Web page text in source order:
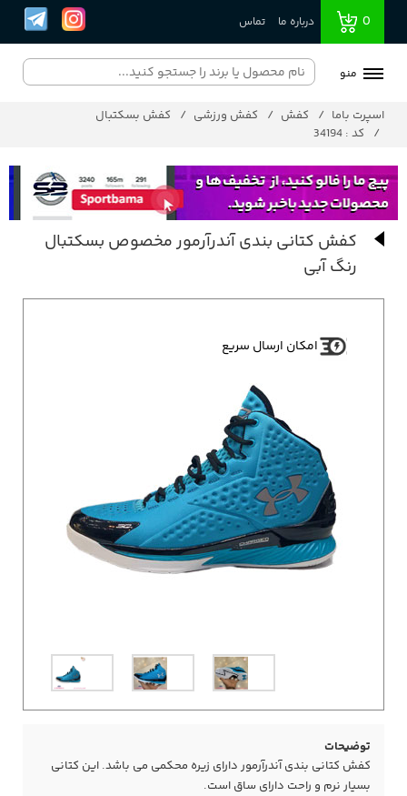
0 درباره ما تماس
منو
اسپرت باما کفش کفش ورزشی
کفش بسکتبال
کد : 34194
کفش کتانی بندی آندرآرمور مخصوص بسکتبال
رنگ آبی
امکان ارسال سریع
توضیحات
کفش کتانی بندی آندرآرمور دارای زیره محکمی می باشد. این کتانی
بسیار نرم و راحت دارای ساق است.